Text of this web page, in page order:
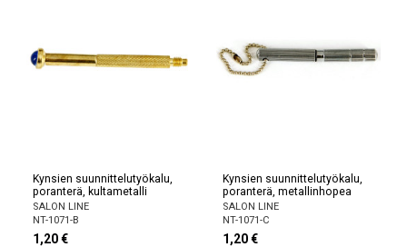
Kynsien suunnittelutyökalu,
poranterä, kultametalli
SALON LINE
NT-1071-B
1,20 €
Kynsien suunnittelutyökalu,
poranterä, metallinhopea
SALON LINE
NT-1071-C
1,20 €